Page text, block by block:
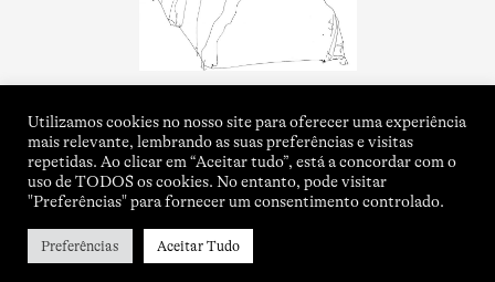
Utilizamos cookies no nosso site para oferecer uma experiência
mais relevante, lembrando as suas preferências e visitas
repetidas. Ao clicar em “Aceitar tudo”, está a concordar com o
uso de TODOS os cookies. No entanto, pode visitar
"Preferências" para fornecer um consentimento controlado.
Preferências Aceitar Tudo